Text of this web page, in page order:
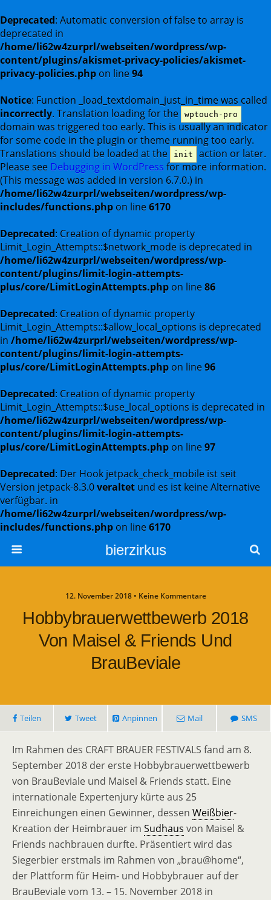
Deprecated: Automatic conversion of false to array is
deprecated in
/home/li62w4zurprl/webseiten/wordpress/wp-
content/plugins/akismet-privacy-policies/akismet-
privacy-policies.php on line94
Notice: Function _load_textdomain_just_in_time was called
incorrectly. Translation loading for the wptouch-pro
domain was triggered too early. This is usually an indicator
for some code in the plugin or theme running too early.
Translations should be loaded at the
init
action or later.
Please see Debugging in WordPress for more information.
(This message was added in version 6.7.0.) in
/home/li62w4zurprl/webseiten/wordpress/wp-
includes/functions.php on line6170
Deprecated: Creation of dynamic property
Limit_Login_Attempts::$network_mode is deprecated in
/home/li62w4zurprl/webseiten/wordpress/wp-
content/plugins/limit-login-attempts-
plus/core/LimitLoginAttempts.php on line86
Deprecated: Creation of dynamic property
Limit_Login_Attempts::$allow_local_options is deprecated
in /home/li62w4zurprl/webseiten/wordpress/wp-
content/plugins/limit-login-attempts-
plus/core/LimitLoginAttempts.php on line96
Deprecated: Creation of dynamic property
Limit_Login_Attempts::$use_local_options is deprecated in
/home/li62w4zurprl/webseiten/wordpress/wp-
content/plugins/limit-login-attempts-
plus/core/LimitLoginAttempts.php on line97
Deprecated: Der Hook jetpack_check_mobile ist seit
Version jetpack-8.3.0veraltet und es ist keine Alternative
verfügbar. in
/home/li62w4zurprl/webseiten/wordpress/wp-
includes/functions.php on line6170
bierzirkus
12. November 2018 • Keine Kommentare
Hobbybrauerwettbewerb 2018
Von Maisel & Friends Und
BrauBeviale
Teilen Tweet Anpinnen Mail SMS
Im Rahmen des CRAFT BRAUER FESTIVALS fand am 8.
September 2018 der erste Hobbybrauerwettbewerb
von BrauBeviale und Maisel & Friends statt. Eine
internationale Expertenjury kürte aus 25
Einreichungen einen Gewinner, dessen Weißbier-
Kreation der Heimbrauer im Sudhaus von Maisel &
Friends nachbrauen durfte. Präsentiert wird das
Siegerbier erstmals im Rahmen von „brau@home“,
der Plattform für Heim- und Hobbybrauer auf der
BrauBeviale vom 13. – 15. November 2018 in